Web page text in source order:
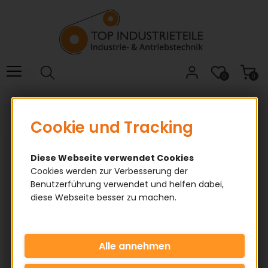
das
springen.
0
0
Triplex
Triplex
Kettenradscheiben
✅ Fertigbohrung
Cookie und Tracking
Diese Webseite verwendet Cookies
Cookies werden zur Verbesserung der
Benutzerführung verwendet und helfen dabei,
diese Webseite besser zu machen.